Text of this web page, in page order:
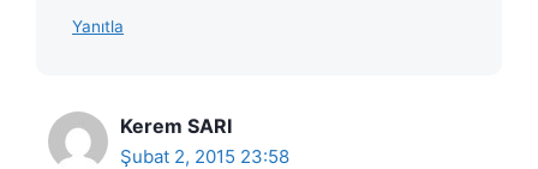
Yanıtla
Kerem SARI
Şubat 2, 2015 23:58